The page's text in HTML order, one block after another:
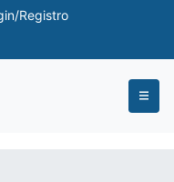
Registro